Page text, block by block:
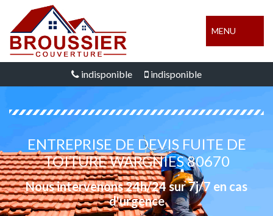
MENU
indisponible indisponible
ENTREPRISE DE DEVIS FUITE DE
TOITURE WARGNIES 80670
Nous intervenons 24h/24 sur 7j/7 en cas
d'urgence